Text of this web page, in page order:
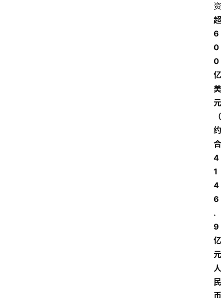
资
超
6
0
0
亿
美
元
（
约
合
4
1
4
6
.
9
亿
元
人
民
币